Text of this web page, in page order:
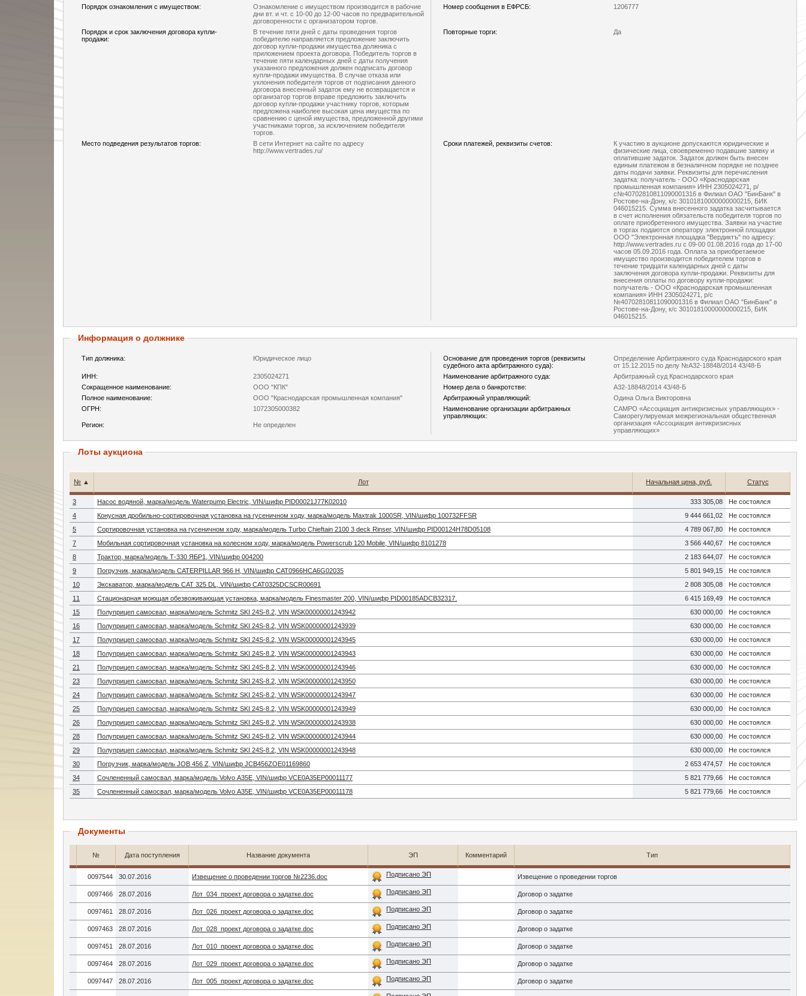
Порядок ознакомления с имуществом:
Ознакомление с имуществом производится в рабочие
дни вт. и чт. с 10-00 до 12-00 часов по предварительной
договоренности с организатором торгов.
Номер сообщения в ЕФРСБ: 1206777
Порядок и срок заключения договора купли-
продажи:
В течение пяти дней с даты проведения торгов
победителю направляется предложение заключить
договор купли-продажи имущества должника с
приложением проекта договора. Победитель торгов в
течение пяти календарных дней с даты получения
указанного предложения должен подписать договор
купли-продажи имущества. В случае отказа или
уклонения победителя торгов от подписания данного
договора внесенный задаток ему не возвращается и
организатор торгов вправе предложить заключить
договор купли-продажи участнику торгов, которым
предложена наиболее высокая цена имущества по
сравнению с ценой имущества, предложенной другими
участниками торгов, за исключением победителя
торгов.
Повторные торги: Да
Место подведения результатов торгов:
В сети Интернет на сайте по адресу
http://www.vertrades.ru/
Сроки платежей, реквизиты счетов:
К участию в аукционе допускаются юридические и
физические лица, своевременно подавшие заявку и
оплатившие задаток. Задаток должен быть внесен
единым платежом в безналичном порядке не позднее
даты подачи заявки. Реквизиты для перечисления
задатка: получатель - ООО «Краснодарская
промышленная компания» ИНН 2305024271, р/
с№40702810811090001316 в Филиал ОАО "БинБанк" в
Ростове-на-Дону, к/с 30101810000000000215, БИК
046015215. Сумма внесенного задатка засчитывается
в счет исполнения обязательств победителя торгов по
оплате приобретенного имущества. Заявки на участие
в торгах подаются оператору электронной площадки
ООО "Электронная площадка "Вердиктъ" по адресу:
http://www.vertrades.ru с 09-00 01.08.2016 года до 17-00
часов 05.09.2016 года. Оплата за приобретаемое
имущество производится победителем торгов в
течение тридцати календарных дней с даты
заключения договора купли-продажи. Реквизиты для
внесения оплаты по договору купли-продажи:
получатель - ООО «Краснодарская промышленная
компания» ИНН 2305024271, р/с
№40702810811090001316 в Филиал ОАО "БинБанк" в
Ростове-на-Дону, к/с 30101810000000000215, БИК
046015215.
Информация о должнике
Тип должника: Юридическое лицо
Основание для проведения торгов (реквизиты
судебного акта арбитражного суда):
Определение Арбитражного суда Краснодарского края
от 15.12.2015 по делу №А32-18848/2014 43/48-Б
ИНН:
2305024271 Наименование арбитражного суда:
Арбитражный суд Краснодарского края
Сокращенное наименование:
ООО "КПК" Номер дела о банкротстве:
А32-18848/2014 43/48-Б
Полное наименование:
ООО "Краснодарская промышленная компания" Арбитражный управляющий:
Одина Ольга Викторовна
ОГРН:
1072305000382
Наименование организации арбитражных
управляющих:
САМРО «Ассоциация антикризисных управляющих» -
Саморегулируемая межрегиональная общественная
организация «Ассоциация антикризисных
управляющих»
Регион: Не определен
Лоты аукциона
№ ▲ Лот Начальная цена, руб. Статус
3 Насос водяной, марка/модель Waterpump Electric, VIN/шифр PID00021J77K02010 333 305,08
Не состоялся
4
Конусная дробильно-сортировочная установка на гусеничном ходу, марка/модель Maxtrak 1000SR, VIN/шифр 100732FFSR 9 444 661,02
Не состоялся
5
Сортировочная установка на гусеничном ходу, марка/модель Turbo Chieftain 2100 3 deck Rinser, VIN/шифр PID00124H78D05108 4 789 067,80
Не состоялся
7
Мобильная сортировочная установка на колесном ходу, марка/модель Powerscrub 120 Mobile, VIN/шифр 8101278 3 566 440,67
Не состоялся
8
Трактор, марка/модель Т-330 ЯБР1, VIN/шифр 004200 2 183 644,07
Не состоялся
9
Погрузчик, марка/модель CATERPILLAR 966 Н, VIN/шифр CAT0966HCA6G02035 5 801 949,15
Не состоялся
10
Экскаватор, марка/модель CAT 325 DL, VIN/шифр CAT0325DCSCR00691 2 808 305,08
Не состоялся
11
Стационарная моющая обезвоживающая установка, марка/модель Finesmaster 200, VIN/шифр PID00185ADCB32317. 6 415 169,49
Не состоялся
15
Полуприцеп самосвал, марка/модель Schmitz SKI 24S-8.2, VIN WSK00000001243942 630 000,00
Не состоялся
16
Полуприцеп самосвал, марка/модель Schmitz SKI 24S-8.2, VIN WSK00000001243939 630 000,00
Не состоялся
17
Полуприцеп самосвал, марка/модель Schmitz SKI 24S-8.2, VIN WSK00000001243945 630 000,00
Не состоялся
18
Полуприцеп самосвал, марка/модель Schmitz SKI 24S-8.2, VIN WSK00000001243943 630 000,00
Не состоялся
21
Полуприцеп самосвал, марка/модель Schmitz SKI 24S-8.2, VIN WSK00000001243946 630 000,00
Не состоялся
23
Полуприцеп самосвал, марка/модель Schmitz SKI 24S-8.2, VIN WSK00000001243950 630 000,00
Не состоялся
24
Полуприцеп самосвал, марка/модель Schmitz SKI 24S-8.2, VIN WSK00000001243947 630 000,00
Не состоялся
25
Полуприцеп самосвал, марка/модель Schmitz SKI 24S-8.2, VIN WSK00000001243949 630 000,00
Не состоялся
26
Полуприцеп самосвал, марка/модель Schmitz SKI 24S-8.2, VIN WSK00000001243938 630 000,00
Не состоялся
28
Полуприцеп самосвал, марка/модель Schmitz SKI 24S-8.2, VIN WSK00000001243944 630 000,00
Не состоялся
29
Полуприцеп самосвал, марка/модель Schmitz SKI 24S-8.2, VIN WSK00000001243948 630 000,00
Не состоялся
30
Погрузчик, марка/модель JOB 456 Z, VIN/шифр JCB456ZOE01169860 2 653 474,57
Не состоялся
34
Сочлененный самосвал, марка/модель Volvo A35E, VIN/шифр VCE0A35EP00011177 5 821 779,66
Не состоялся
35
Сочлененный самосвал, марка/модель Volvo A35E, VIN/шифр VCE0A35EP00011178 5 821 779,66 Не состоялся
Документы
№ Дата поступления Название документа ЭП Комментарий Тип
0097544 30.07.2016 Извещение о проведении торгов №2236.doc Подписано ЭП Извещение о проведении торгов
0097466 28.07.2016 Лот_034_проект договора о задатке.doc Подписано ЭП Договор о задатке
0097461 28.07.2016 Лот_026_проект договора о задатке.doc Подписано ЭП Договор о задатке
0097463 28.07.2016 Лот_028_проект договора о задатке.doc Подписано ЭП Договор о задатке
0097451 28.07.2016 Лот_010_проект договора о задатке.doc Подписано ЭП Договор о задатке
0097464 28.07.2016 Лот_029_проект договора о задатке.doc Подписано ЭП Договор о задатке
0097447 28.07.2016 Лот_005_проект договора о задатке.doc Подписано ЭП Договор о задатке